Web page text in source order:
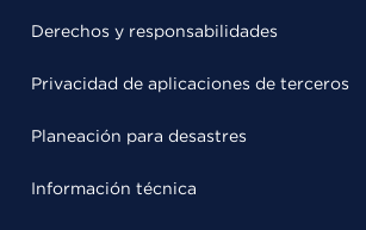
Derechos y responsabilidades
Privacidad de aplicaciones de terceros
Planeación para desastres
Información técnica